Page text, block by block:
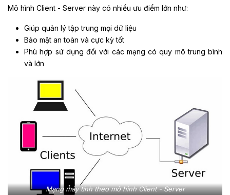
Mô hình Client - Server này có nhiều ưu điểm lớn như:
Giúp quản lý tập trung mọi dữ liệu
Bảo mật an toàn và cực kỳ tốt
Phù hợp sử dụng đối với các mạng có quy mô trung bình
và lớn
Mạng máy tính theo mô hình Client - Server